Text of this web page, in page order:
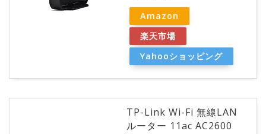
Amazon
楽天市場
Yahooショッピング
TP-Link Wi-Fi 無線LAN
ルーター 11ac AC2600